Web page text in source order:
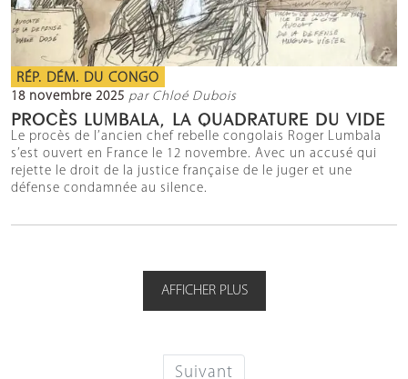
RÉP. DÉM. DU CONGO
18 novembre 2025 par Chloé Dubois
PROCÈS LUMBALA, LA QUADRATURE DU VIDE
Le procès de l’ancien chef rebelle congolais Roger Lumbala
s’est ouvert en France le 12 novembre. Avec un accusé qui
rejette le droit de la justice française de le juger et une
défense condamnée au silence.
AFFICHER PLUS
Suivant